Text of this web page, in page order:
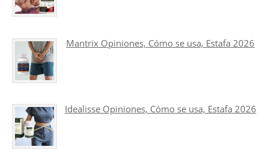
Mantrix Opiniones, Cómo se usa, Estafa 2026
Idealisse Opiniones, Cómo se usa, Estafa 2026